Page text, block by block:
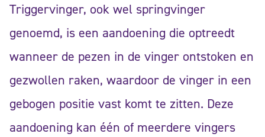
Triggervinger, ook wel springvinger
genoemd, is een aandoening die optreedt
wanneer de pezen in de vinger ontstoken en
gezwollen raken, waardoor de vinger in een
gebogen positie vast komt te zitten. Deze
aandoening kan één of meerdere vingers